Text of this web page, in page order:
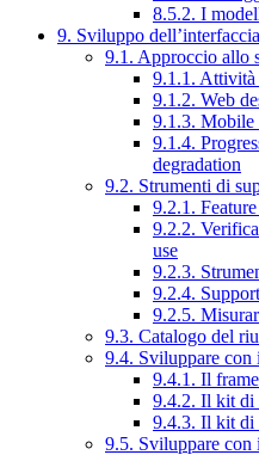
8.5.2. I
9. Sviluppo dell’interfaccia
9.1. Approccio allo
9.1.1.
9.1.2. Web
9.1.3. Mobile
9.1.4.
degradation
9.2. Strumenti di
9.2.1.
9.2.2.
use
9.2.3.
9.2.4.
9.2.5.
9.3. Catalogo del
9.4. Sviluppare con
9.4.1. Il
9.4.2. Il kit di
9.4.3. Il kit di
9.5. Sviluppare con